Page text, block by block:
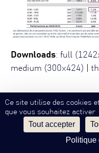
Downloads:full
medium (300x424) |
©
Mentions Légales
Ce site utilise des cookies
que vous souhaitez activer
Tout accepter
Politique